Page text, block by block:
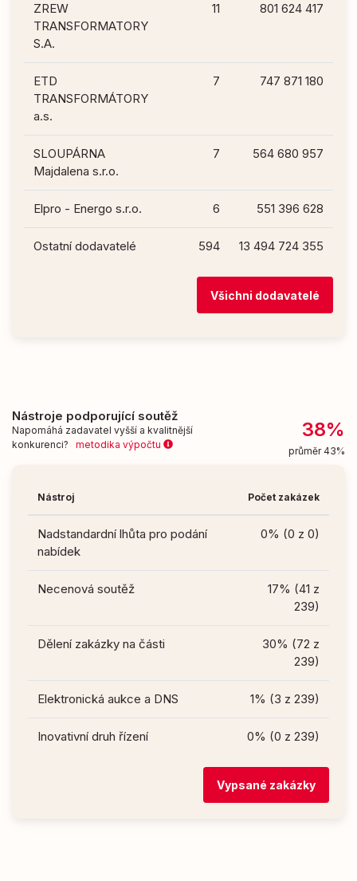
ZREW
TRANSFORMATORY
S.A.
11 801 624 417
ETD
TRANSFORMÁTORY
a.s.
7 747 871 180
SLOUPÁRNA
Majdalena s.r.o.
7 564 680 957
Elpro - Energo s.r.o. 6 551 396 628
Ostatní dodavatelé 594 13 494 724 355
Všichni dodavatelé
Nástroje podporující soutěž
Napomáhá zadavatel vyšší a kvalitnější
konkurenci? metodika výpočtu
38%
průměr 43%
Nástroj Počet zakázek
Nadstandardní lhůta pro podání
nabídek
0% (0 z 0)
Necenová soutěž
17% (41 z
239)
Dělení zakázky na části
30% (72 z
239)
Elektronická aukce a DNS 1% (3 z 239)
Inovativní druh řízení 0% (0 z 239)
Vypsané zakázky